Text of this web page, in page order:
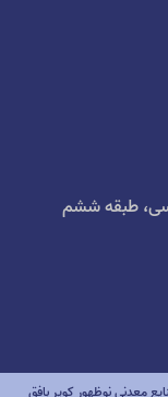
طبقه ششم
معدنی نوظهور کویر بافق